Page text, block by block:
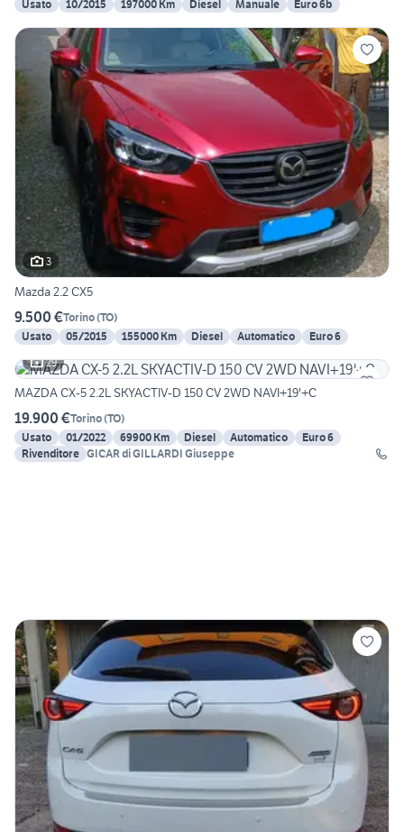
Usato
10/2015 197000 Km Diesel Manuale Euro 6b
3
Mazda 2.2 CX5
9.500 €Torino(TO)
Usato
05/2015 155000 Km Diesel Automatico
Euro 6
29
MAZDA CX-5 2.2L SKYACTIV-D 150 CV 2WD NAVI+19'+C
19.900 €Torino(TO)
Usato
01/2022 69900 Km Diesel Automatico
Euro 6
Rivenditore GICAR di GILLARDI Giuseppe